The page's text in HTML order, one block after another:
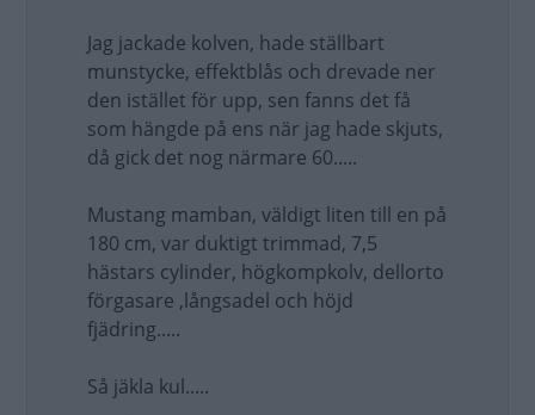
Jag jackade kolven, hade ställbart
munstycke, effektblås och drevade ner
den istället för upp, sen fanns det få
som hängde på ens när jag hade skjuts,
då gick det nog närmare 60.....
Mustang mamban, väldigt liten till en på
180 cm, var duktigt trimmad, 7,5
hästars cylinder, högkompkolv, dellorto
förgasare ,långsadel och höjd
fjädring.....
Så jäkla kul.....